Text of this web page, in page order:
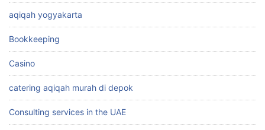
aqiqah yogyakarta
Bookkeeping
Casino
catering aqiqah murah di depok
Consulting services in the UAE